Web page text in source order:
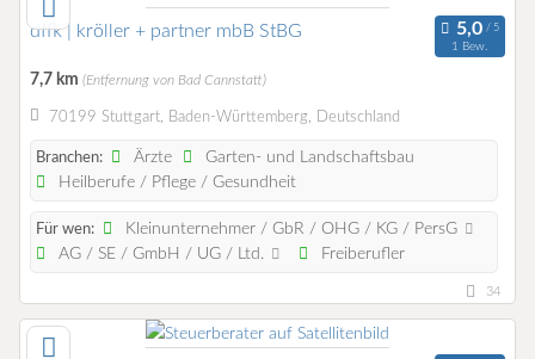
dffk | kröller + partner mbB StBG
1 Bew.
7,7 km (Entfernung von Bad Cannstatt)
70199 Stuttgart, Baden-Württemberg, Deutschland
Branchen: Ärzte
Garten- und Landschaftsbau
Heilberufe / Pflege / Gesundheit
Für wen:
Kleinunternehmer / GbR / OHG / KG / PersG
AG / SE / GmbH / UG / Ltd.
Freiberufler
34